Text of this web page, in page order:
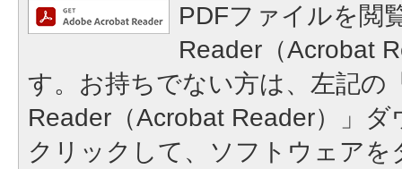
PDFファイルを閲
Reader（Acrobat
す。お持ちでない方は、左記の
Reader（Acrobat Reader）」
クリックして、ソフトウェア